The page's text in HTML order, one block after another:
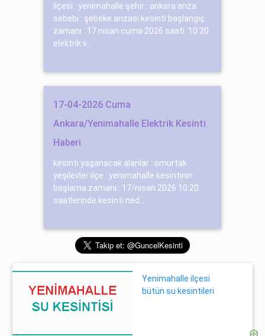
ilçesi : yenimahalle şehir : ankara arıza
sebebi : şebeke arızası kesinti başlangıç
zamanı : 17 nisan cuma 2026 saati :10:20
elektrik v...
17-04-2026 Cuma
Ankara/Yenimahalle Elektrik Kesinti
Haberi
kesinti yaşanacak alanlar : omurtak
yeşi̇levler ilçe : yenimahalle kesintinin
başlama zamanı : 17/nisan 2026 10:20
saatlerinde kesinti ned...
Yenimahalle ilçesi
bütün su kesintileri